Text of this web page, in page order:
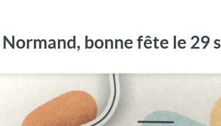
Normand, bonne fête le 29